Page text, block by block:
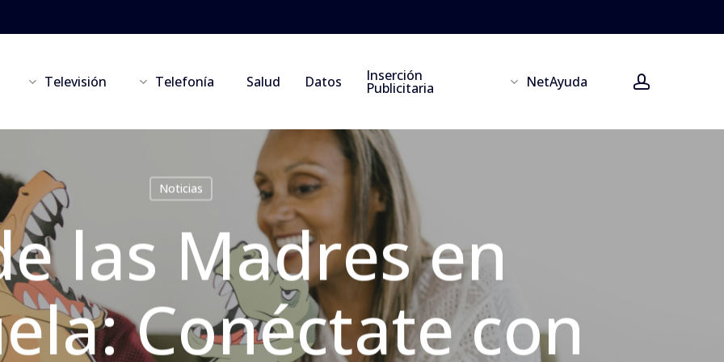
Televisión Telefonía Salud Datos Inserción
Publicitaria NetAyuda account
Noticias
las Madres en
Conéctate con